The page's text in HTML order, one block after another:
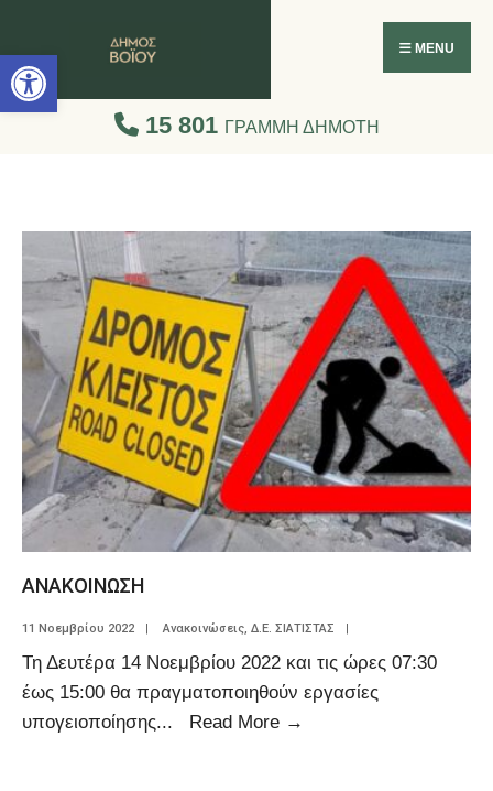
Ανοίξτε τη γραμμή εργαλείων
MENU
15 801 ΓΡΑΜΜΗ ΔΗΜΟΤΗ
ΑΝΑΚΟΙΝΩΣΗ
11 Νοεμβρίου 2022 | Ανακοινώσεις, Δ.Ε. ΣΙΑΤΙΣΤΑΣ |
Τη Δευτέρα 14 Νοεμβρίου 2022 και τις ώρες 07:30
έως 15:00 θα πραγματοποιηθούν εργασίες
υπογειοποίησης... Read More →